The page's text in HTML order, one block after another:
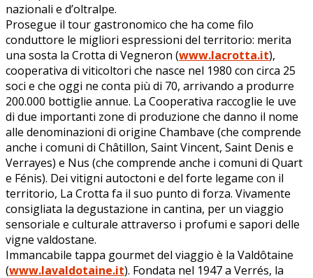
nazionali e d’oltralpe.
Prosegue il tour gastronomico che ha come filo
conduttore le migliori espressioni del territorio: merita
una sosta la Crotta di Vegneron (www.lacrotta.it),
cooperativa di viticoltori che nasce nel 1980 con circa 25
soci e che oggi ne conta più di 70, arrivando a produrre
200.000 bottiglie annue. La Cooperativa raccoglie le uve
di due importanti zone di produzione che danno il nome
alle denominazioni di origine Chambave (che comprende
anche i comuni di Châtillon, Saint Vincent, Saint Denis e
Verrayes) e Nus (che comprende anche i comuni di Quart
e Fénis). Dei vitigni autoctoni e del forte legame con il
territorio, La Crotta fa il suo punto di forza. Vivamente
consigliata la degustazione in cantina, per un viaggio
sensoriale e culturale attraverso i profumi e sapori delle
vigne valdostane.
Immancabile tappa gourmet del viaggio è la Valdôtaine
(www.lavaldotaine.it). Fondata nel 1947 a Verrés, la